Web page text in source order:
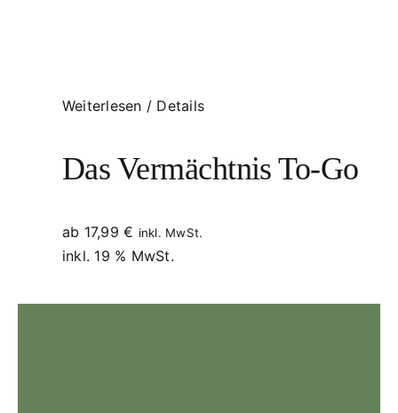
Weiterlesen / Details
Das Vermächtnis To-Go
ab 17,99€ inkl. MwSt.
inkl. 19 % MwSt.